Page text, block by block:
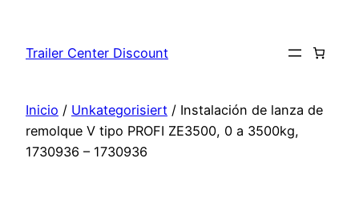
contenido
Trailer Center Discount
Inicio / Unkategorisiert / Instalación de lanza de
remolque V tipo PROFI ZE3500, 0 a 3500kg,
1730936 – 1730936